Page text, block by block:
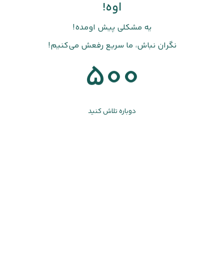
اوه!
یه مشکلی پیش اومده!
نگران نباش، ما سریع رفعش می‌کنیم!
500
دوباره تلاش کنید